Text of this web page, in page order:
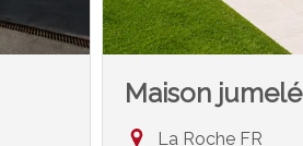
Maison
La Roche FR